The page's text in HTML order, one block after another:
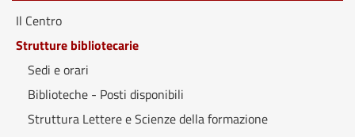
Il Centro
Strutture bibliotecarie
Sedi e orari
Biblioteche - Posti disponibili
Struttura Lettere e Scienze della formazione